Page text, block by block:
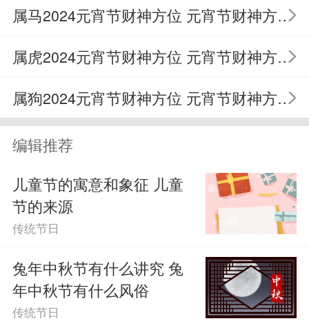
当天要迎接什么神仙
常受到重视，分别是天官、地官和水官，
俗话说天官赐福、地官赦罪，水官解厄。
而天官是正月十五下凡来的，传说会给人
们带来福分，不少人家会早早在家门口备
上案桌和供品，烧香叩拜，燃放爆竹，祈
求来年家中更加幸福美满。
属马2024元宵节财神方位 元宵节财神方位概览
属虎2024元宵节财神方位 元宵节财神方位概览
属狗2024元宵节财神方位 元宵节财神方位概览
编辑推荐
儿童节的寓意和象征 儿童
节的来源
传统节日
兔年中秋节有什么讲究 兔
年中秋节有什么风俗
传统节日